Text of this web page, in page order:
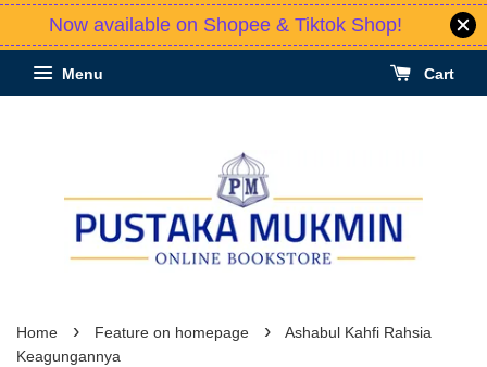
Now available on Shopee & Tiktok Shop!
Menu Cart
Home › Feature on homepage ›
Ashabul Kahfi Rahsia
Keagungannya